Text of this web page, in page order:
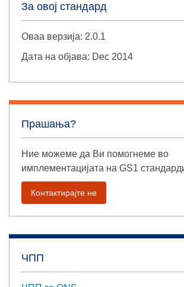
За овој стандард
Оваа верзија: 2.0.1
Дата на објава: Dec 2014
Прашања?
Ние можеме да Ви помогнеме во
имплементацијата на GS1
Контактирајте не
ЧПП